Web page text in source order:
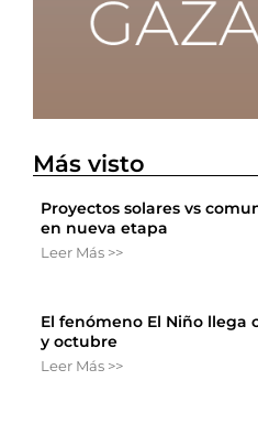
Más visto
Proyectos solares vs
en nueva etapa
Leer Más >>
El fenómeno El Niño llega
y octubre
Leer Más >>